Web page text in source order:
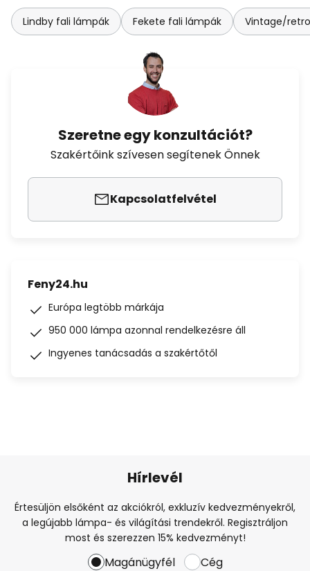
Lindby fali lámpák Fekete fali lámpák Vintage/
Szeretne egy konzultációt?
Szakértőink szívesen segítenek Önnek
Kapcsolatfelvétel
Feny24.hu
Európa legtöbb márkája
950 000 lámpa azonnal rendelkezésre áll
Ingyenes tanácsadás a szakértőtől
Hírlevél
Értesüljön elsőként az akciókról, exkluzív kedvezményekről,
a legújabb lámpa- és világítási trendekről. Regisztráljon
most és szerezzen 15% kedvezményt!
Magánügyfél Cég